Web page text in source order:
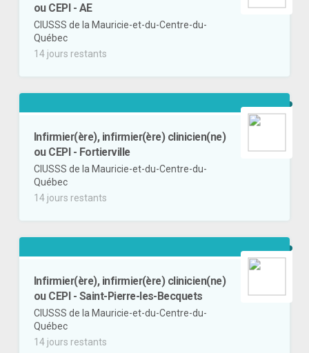
ou CEPI - AE
CIUSSS de la Mauricie-et-du-Centre-du-
Québec
14 jours restants
Infirmier(ère), infirmier(ère) clinicien(ne)
ou CEPI - Fortierville
CIUSSS de la Mauricie-et-du-Centre-du-
Québec
14 jours restants
Infirmier(ère), infirmier(ère) clinicien(ne)
ou CEPI - Saint-Pierre-les-Becquets
CIUSSS de la Mauricie-et-du-Centre-du-
Québec
14 jours restants